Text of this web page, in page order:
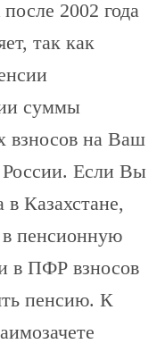
2002 года
так как
суммы
взносов на Ваш
Если Вы
Казахстане,
в пенсионную
в ПФР взносов
пенсию. К